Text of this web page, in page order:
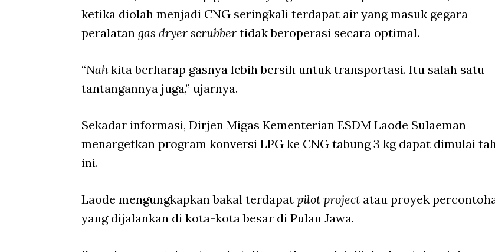
ketika diolah menjadi CNG seringkali terdapat air yang masuk gegara
peralatan gas dryer scrubber tidak beroperasi secara optimal.
“Nah kita berharap gasnya lebih bersih untuk transportasi. Itu salah satu
tantangannya juga,” ujarnya.
Sekadar informasi, Dirjen Migas Kementerian ESDM Laode Sulaeman
menargetkan program konversi LPG ke CNG tabung 3 kg dapat dimulai
ini.
Laode mengungkapkan bakal terdapat pilot project atau proyek
yang dijalankan di kota-kota besar di Pulau Jawa.